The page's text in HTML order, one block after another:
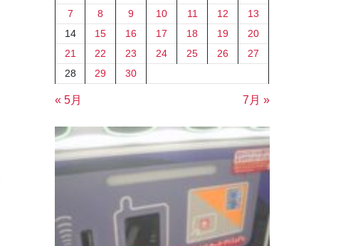
7
8 9 10 11 12
13
14
15 16 17 18 19
20
21
22 23 24 25 26
27
28
29 30
« 5月 7月 »